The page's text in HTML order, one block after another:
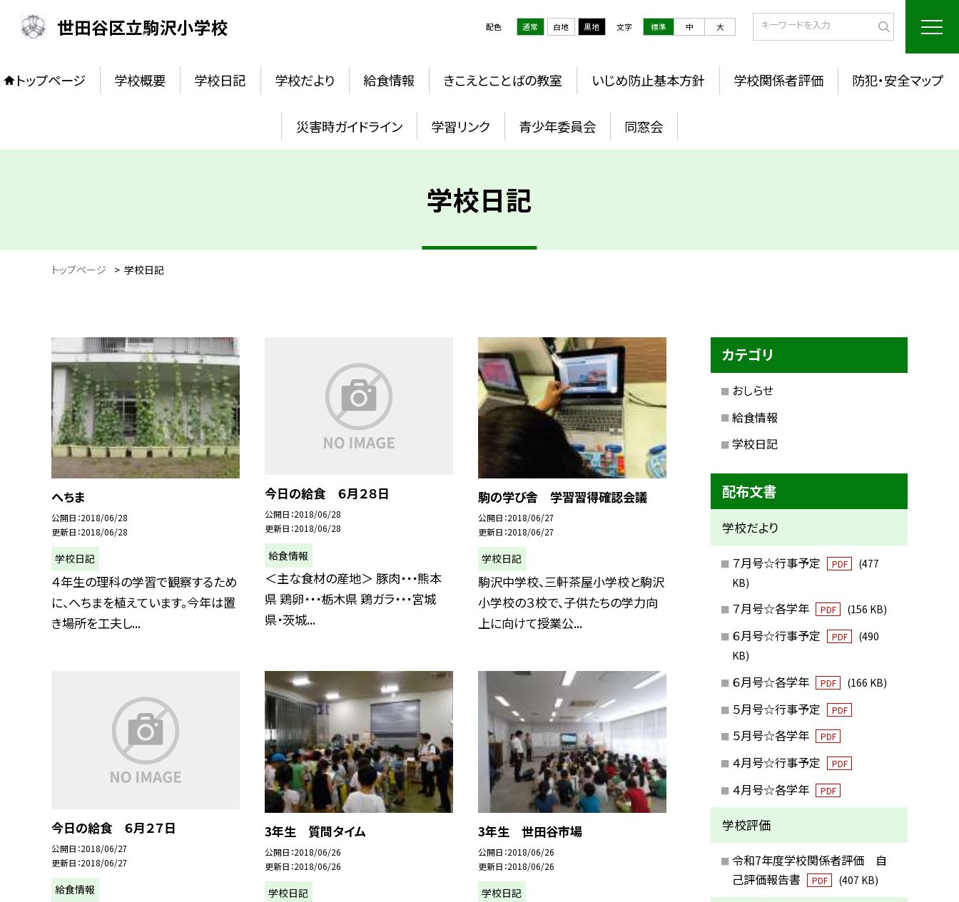
世田谷区立駒沢小学校 配色 通常 白地 黒地 文字 標準 中 大
トップページ 学校概要 学校日記 学校だより 給食情報 きこえとことばの教室 いじめ防止基本方針 学校関係者評価 防犯・安全マップ
災害時ガイドライン 学習リンク 青少年委員会 同窓会
学校日記
トップページ > 学校日記
へちま
公開日 2018/06/28
更新日 2018/06/28
学校日記
４年生の理科の学習で観察するため
に、へちまを植えています。今年は置
き場所を工夫し...
今日の給食 ６月２８日
公開日 2018/06/28
更新日 2018/06/28
給食情報
＜主な食材の産地＞ 豚肉・・・熊本
県 鶏卵・・・栃木県 鶏ガラ・・・宮城
県・茨城...
駒の学び舎 学習習得確認会議
公開日 2018/06/27
更新日 2018/06/27
学校日記
駒沢中学校、三軒茶屋小学校と駒沢
小学校の３校で、子供たちの学力向
上に向けて授業公...
今日の給食 ６月２７日
公開日 2018/06/27
更新日 2018/06/27
給食情報
3年生 質問タイム
公開日 2018/06/26
更新日 2018/06/26
学校日記
3年生 世田谷市場
公開日 2018/06/26
更新日 2018/06/26
学校日記
カテゴリ
おしらせ
給食情報
学校日記
配布文書
学校だより
７月号☆行事予定 PDF
(477
KB)
７月号☆各学年 PDF (156 KB)
６月号☆行事予定 PDF
(490
KB)
６月号☆各学年 PDF (166 KB)
５月号☆行事予定 PDF
５月号☆各学年 PDF
４月号☆行事予定 PDF
４月号☆各学年 PDF
学校評価
令和7年度学校関係者評価 自
己評価報告書
PDF (407 KB)